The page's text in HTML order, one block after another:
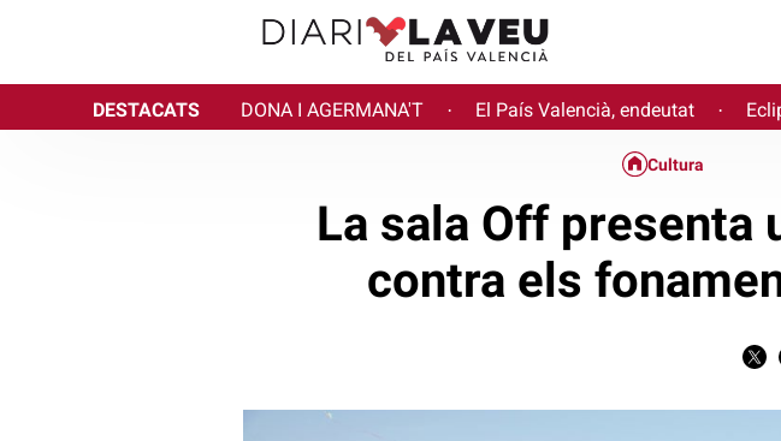
DESTACATS DONA I AGERMANA'T · El País Valencià, endeutat ·
Cultura
La sala Off presenta
contra els